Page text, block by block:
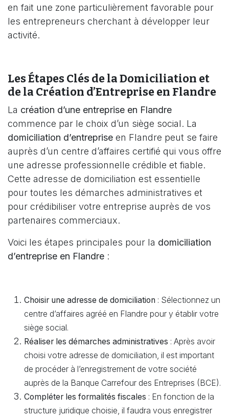
en fait une zone particulièrement favorable pour
les entrepreneurs cherchant à développer leur
activité.
Les Étapes Clés de la Domiciliation et
de la Création d’Entreprise en Flandre
La création d’une entreprise en Flandre
commence par le choix d’un siège social. La
domiciliation d’entreprise en Flandre peut se faire
auprès d’un centre d’affaires certifié qui vous offre
une adresse professionnelle crédible et fiable.
Cette adresse de domiciliation est essentielle
pour toutes les démarches administratives et
pour crédibiliser votre entreprise auprès de vos
partenaires commerciaux.
Voici les étapes principales pour la domiciliation
d’entreprise en Flandre :
Choisir une adresse de domiciliation : Sélectionnez un
centre d’affaires agréé en Flandre pour y établir votre
siège social.
Réaliser les démarches administratives : Après avoir
choisi votre adresse de domiciliation, il est important
de procéder à l’enregistrement de votre société
auprès de la Banque Carrefour des Entreprises (BCE).
Compléter les formalités fiscales : En fonction de la
structure juridique choisie, il faudra vous enregistrer